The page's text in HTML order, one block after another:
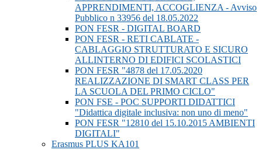
APPRENDIMENTI, ACCOGLIENZA - Avviso
Pubblico n 33956 del 18.05.2022
PON FESR - DIGITAL BOARD
PON FESR - RETI CABLATE -
CABLAGGIO STRUTTURATO E SICURO
ALLINTERNO DI EDIFICI SCOLASTICI
PON FESR "4878 del 17.05.2020
REALIZZAZIONE DI SMART CLASS PER
LA SCUOLA DEL PRIMO CICLO"
PON FSE - POC SUPPORTI DIDATTICI
"Didattica digitale inclusiva: non uno di meno"
PON FESR "12810 del 15.10.2015 AMBIENTI
DIGITALI"
Erasmus PLUS KA101